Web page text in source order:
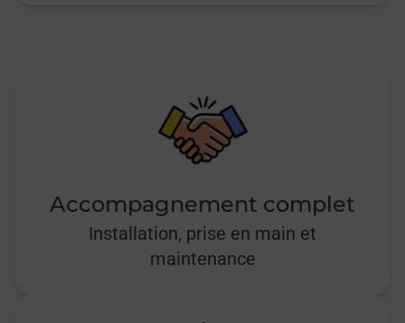
Accompagnement complet
Installation, prise en main et
maintenance